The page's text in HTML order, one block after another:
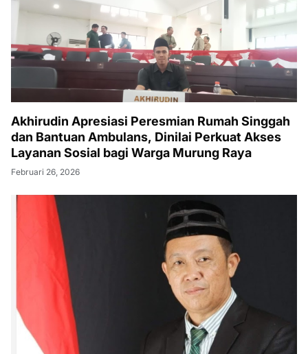
Akhirudin Apresiasi Peresmian Rumah Singgah
dan Bantuan Ambulans, Dinilai Perkuat Akses
Layanan Sosial bagi Warga Murung Raya
Februari 26, 2026